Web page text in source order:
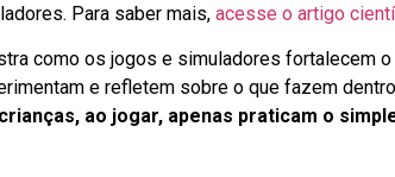
Para saber mais, acesse o artigo
como os jogos e simuladores fortalecem o
e refletem sobre o que fazem
ao jogar, apenas praticam o